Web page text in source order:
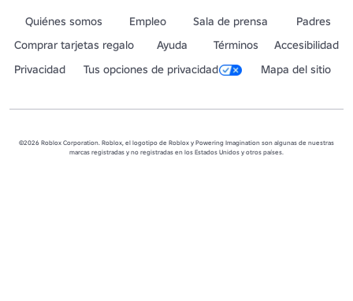
Quiénes somos Empleo Sala de prensa
Padres
Comprar tarjetas regalo
Ayuda Términos
Accesibilidad
Privacidad
Tus opciones de privacidad Mapa del sitio
©2026 Roblox Corporation. Roblox, el logotipo de Roblox y Powering Imagination son algunas de nuestras
marcas registradas y no registradas en los Estados Unidos y otros países.